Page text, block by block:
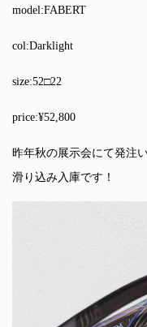
model:FABERT
col:Darklight
size:52□22
price:¥52,800
昨年秋の展示会にて発注
滑り込み入庫です！